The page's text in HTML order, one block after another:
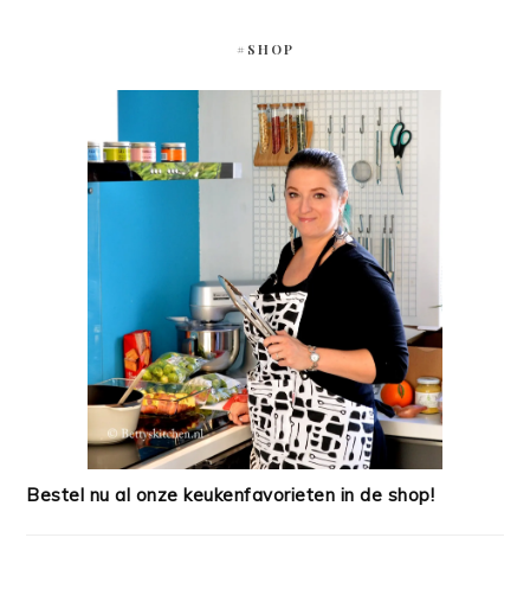
#SHOP
Bestel nu al onze keukenfavorieten in de shop!